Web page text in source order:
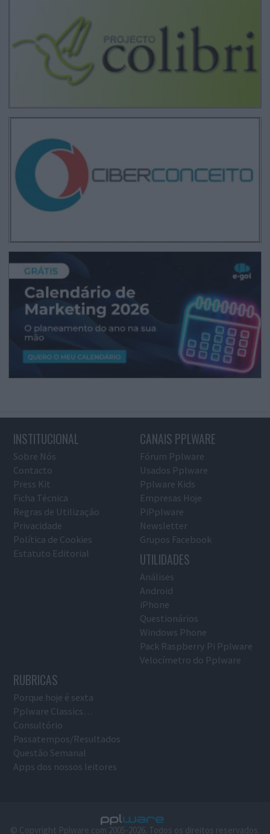
INSTITUCIONAL
Sobre Nós
Contacto
Press Kit
Ficha Técnica
Regras de Utilização
Privacidade
Política de Cookies
Estatuto Editorial
CANAIS PPLWARE
Fórum Pplware
Usados Pplware
Pplware Kids
Empresas Hoje
PiPplware
Newsletter
Grupos Facebook
UTILIDADES
Análises
Android
iPhone
Questionários
Windows Phone
Pack Raspberry Pi Pplware
Velocímetro do Pplware
RUBRICAS
Porque hoje é sexta
Pplware Classics…
Consultório
Passatempos/Resultados
Questão Semanal
Apps dos nossos leitores
© Copyright Pplware.com 2005-2026. Todos os direitos reservados.